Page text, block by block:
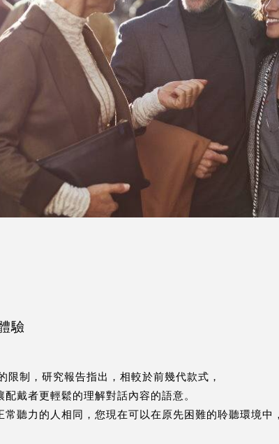
驗
制，研究報告指出，相較於前幾代款式，
戴者更輕鬆的理解對話內容的語意。
聽力的人相同，您現在可以在原先困難的聆聽環境中